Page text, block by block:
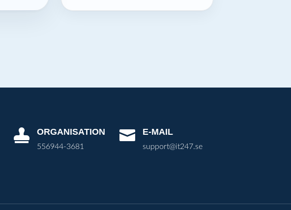
 ORGANISATION
556944-3681
 E-MAIL
support@it247.se